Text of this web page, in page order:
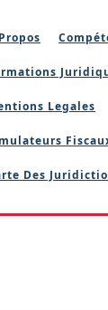
Legales
Des